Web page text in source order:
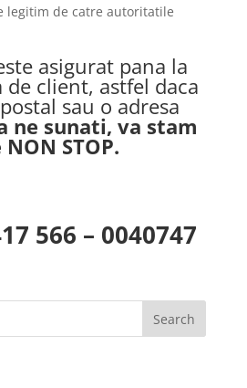
legitim de catre autoritatile
asigurat pana la
de client, astfel daca
sau o adresa
ne sunati, va stam
STOP.
566 – 0040747